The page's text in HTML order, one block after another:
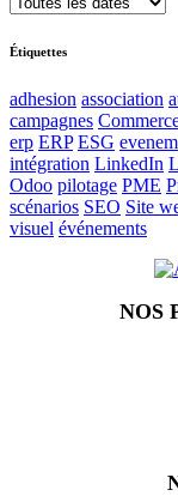
Étiquettes
adhesion association
campagnes
erp ERP ESG
intégration LinkedIn
Odoo pilotage PME
scénarios SEO Site
visuel événements
NOS